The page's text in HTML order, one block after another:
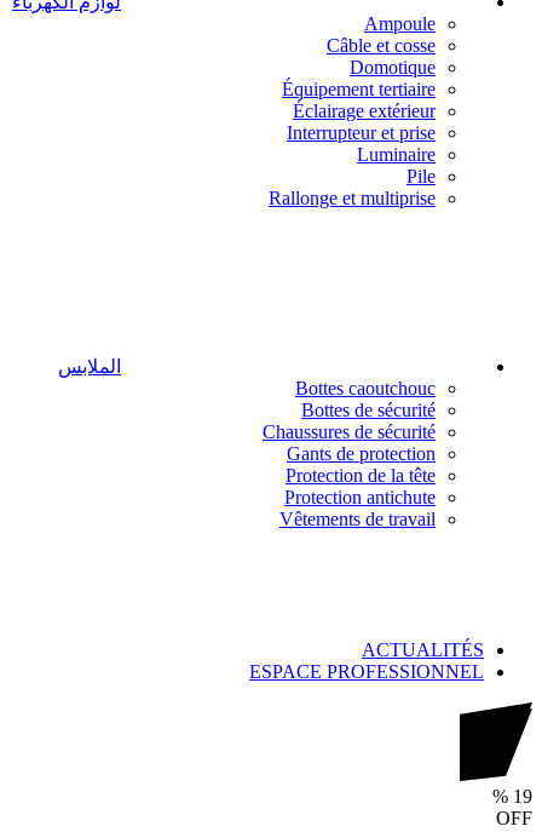
Ampoule
Câble et cosse
Domotique
Équipement tertiaire
Éclairage extérieur
Interrupteur et prise
Luminaire
Pile
Rallonge et multiprise
الملابس
Bottes caoutchouc
Bottes de sécurité
Chaussures de sécurité
Gants de protection
Protection de la tête
Protection antichute
Vêtements de travail
ACTUALITÉS
ESPACE PROFESSIONNEL
19
%
OFF